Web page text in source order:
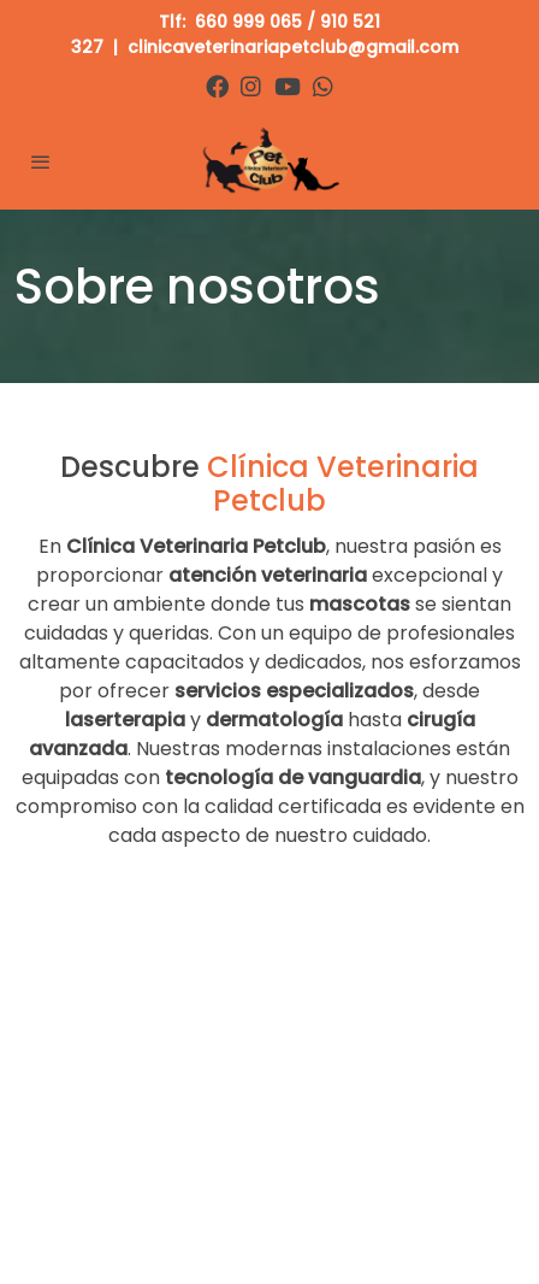
Tlf: 660 999 065 / 910 521
327 | clinicaveterinariapetclub@gmail.com
Sobre nosotros
Descubre Clínica Veterinaria
Petclub
En Clínica Veterinaria Petclub, nuestra pasión es
proporcionar atención veterinariaexcepcional y
crear un ambiente donde tus mascotasse sientan
cuidadas y queridas. Con un equipo de profesionales
altamente capacitados y dedicados, nos esforzamos
por ofrecer servicios especializados, desde
laserterapiay dermatología hasta cirugía
avanzada. Nuestras modernas instalaciones están
equipadas con tecnología de vanguardia, y nuestro
compromiso con la calidad certificada es evidente en
cada aspecto de nuestro cuidado.